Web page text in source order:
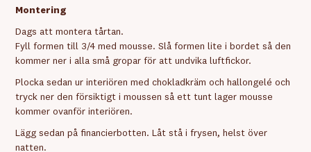
Montering
Dags att montera tårtan.
Fyll formen till 3/4 med mousse. Slå formen lite i bordet så den
kommer ner i alla små gropar för att undvika luftfickor.
Plocka sedan ur interiören med chokladkräm och hallongelé och
tryck ner den försiktigt i moussen så ett tunt lager mousse
kommer ovanför interiören.
Lägg sedan på financierbotten. Låt stå i frysen, helst över
natten.